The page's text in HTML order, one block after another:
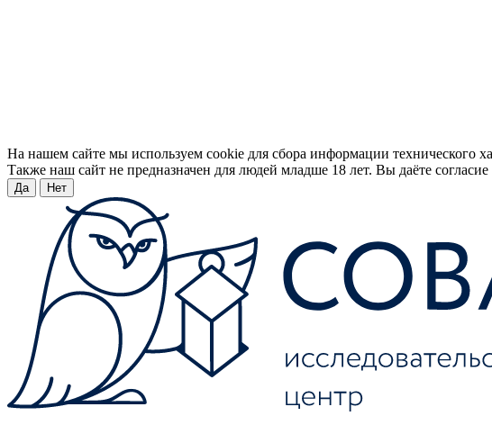
На нашем сайте мы используем cookie для сбора информации технического
Также наш сайт не предназначен для людей младше 18 лет. Вы даёте
Да Нет